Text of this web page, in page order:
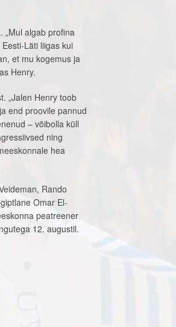
„Mul algab profina
Läti liigas kui
et mu kogemus ja
Henry.
„Jalen Henry toob
end proovile pannud
– võibolla küll
ning
hea
Rando
Omar El-
peatreener
12. augustil.